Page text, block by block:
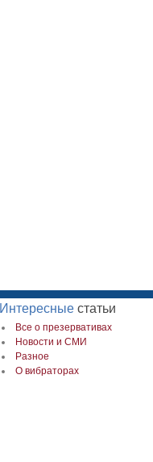
Интересные статьи
Все о презервативах
Новости и СМИ
Разное
О вибраторах